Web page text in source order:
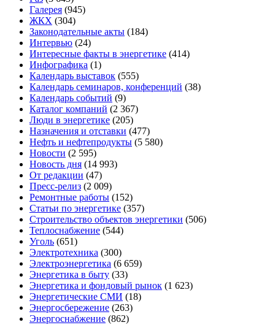
Галерея (945)
ЖКХ (304)
Законодательные акты (184)
Интервью (24)
Интересные факты в энергетике (414)
Инфографика (1)
Календарь выставок (555)
Календарь семинаров, конференций (38)
Календарь событий (9)
Каталог компаний (2 367)
Люди в энергетике (205)
Назначения и отставки (477)
Нефть и нефтепродукты (5 580)
Новости (2 595)
Новость дня (14 993)
От редакции (47)
Пресс-релиз (2 009)
Ремонтные работы (152)
Статьи по энергетике (357)
Строительство объектов энергетики (506)
Теплоснабжение (544)
Уголь (651)
Электротехника (300)
Электроэнергетика (6 659)
Энергетика в быту (33)
Энергетика и фондовый рынок (1 623)
Энергетические СМИ (18)
Энергосбережение (263)
Энергоснабжение (862)